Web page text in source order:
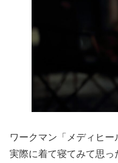
ワークマン「メディヒ
実際に着て寝てみて思っ